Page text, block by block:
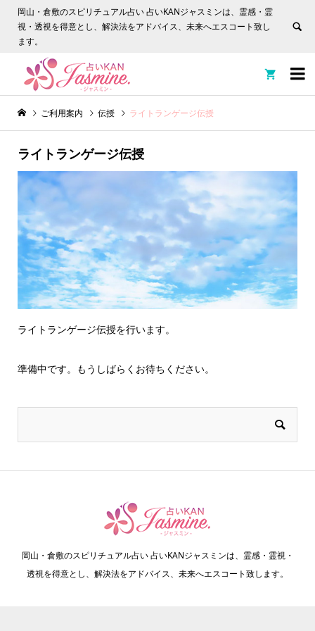
岡山・倉敷のスピリチュアル占い 占いKANジャスミンは、霊感・霊
視・透視を得意とし、解決法をアドバイス、未来へエスコート致し
ます。


ご利用案内 伝授 ライトランゲージ伝授
ライトランゲージ伝授
ライトランゲージ伝授を行います。
準備中です。もうしばらくお待ちください。
岡山・倉敷のスピリチュアル占い 占いKANジャスミンは、霊感・霊視・
透視を得意とし、解決法をアドバイス、未来へエスコート致します。